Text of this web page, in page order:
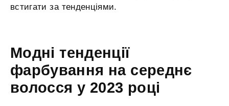
встигати за тенденціями.
Модні тенденції
фарбування на середнє
волосся у 2023 році